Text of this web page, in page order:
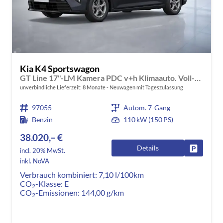
Kia K4 Sportswagon
GT Line 17"-LM Kamera PDC v+h Klimaauto. Voll-LED-Scheinwerfer
unverbindliche Lieferzeit: 8 Monate Neuwagen mit Tageszulassung
97055
Autom. 7-Gang
Benzin
110 kW (150 PS)
38.020,– €
incl. 20% MwSt.
inkl. NoVA
Details
Verbrauch kombiniert: 7,10 l/100km
CO2-Klasse: E
CO2-Emissionen: 144,00 g/km